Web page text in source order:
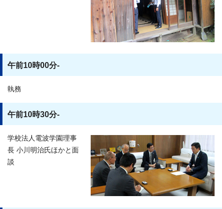
午前10時00分-
執務
午前10時30分-
学校法人電波学園理事
長 小川明治氏ほかと面
談